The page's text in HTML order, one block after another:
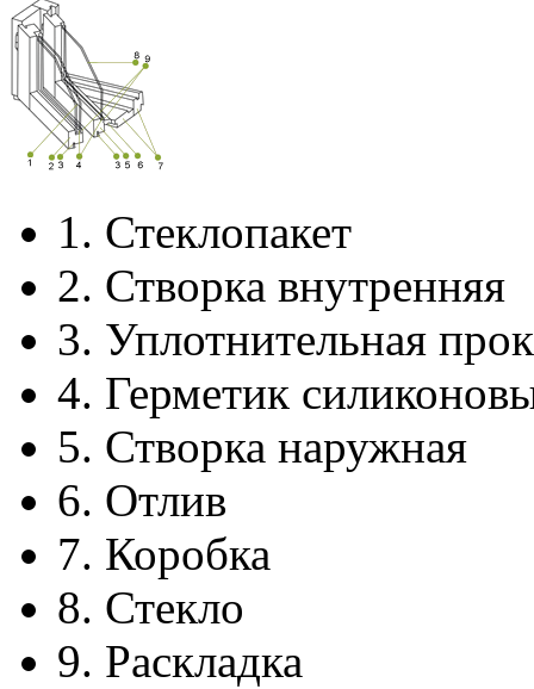
1. Стеклопакет
2. Створка внутренняя
3. Уплотнительная
4. Герметик
5. Створка наружная
6. Отлив
7. Коробка
8. Стекло
9. Раскладка